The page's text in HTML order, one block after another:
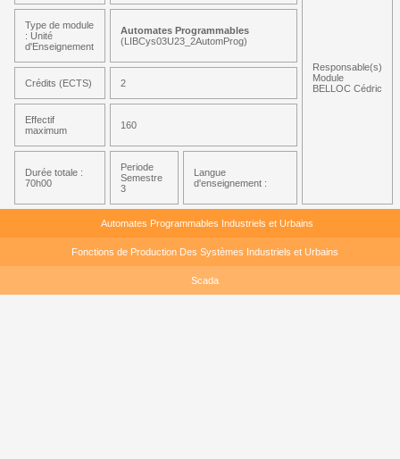
Responsable(s)
Module
BELLOC Cédric
Type de module
: Unité
d'Enseignement
Automates Programmables
(LIBCys03U23_2AutomProg)
Crédits (ECTS) 2
Effectif
maximum
160
Durée totale :
70h00
Periode
Semestre
3
Langue
d'enseignement :
Automates Programmables Industriels et Urbains
Fonctions de Production Des Systèmes Industriels et Urbains
Scada